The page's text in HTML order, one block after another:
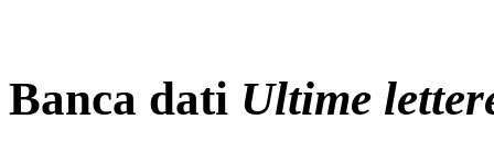
Banca dati Ultime